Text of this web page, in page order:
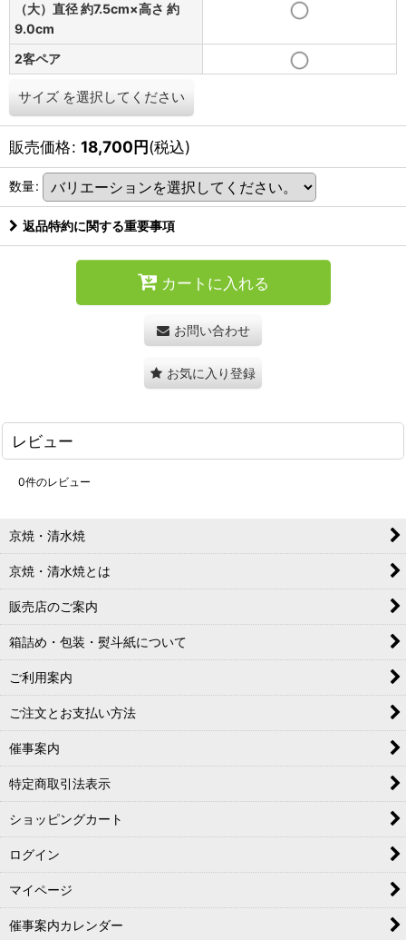
（大）直径 約7.5cm×高さ 約
9.0cm
2客ペア
サイズ を選択してください
販売価格: 18,700円(税込)
数量:
返品特約に関する重要事項
カートに入れる
お問い合わせ
お気に入り登録
レビュー
0件のレビュー
京焼・清水焼
京焼・清水焼とは
販売店のご案内
箱詰め・包装・熨斗紙について
ご利用案内
ご注文とお支払い方法
催事案内
特定商取引法表示
ショッピングカート
ログイン
マイページ
催事案内カレンダー